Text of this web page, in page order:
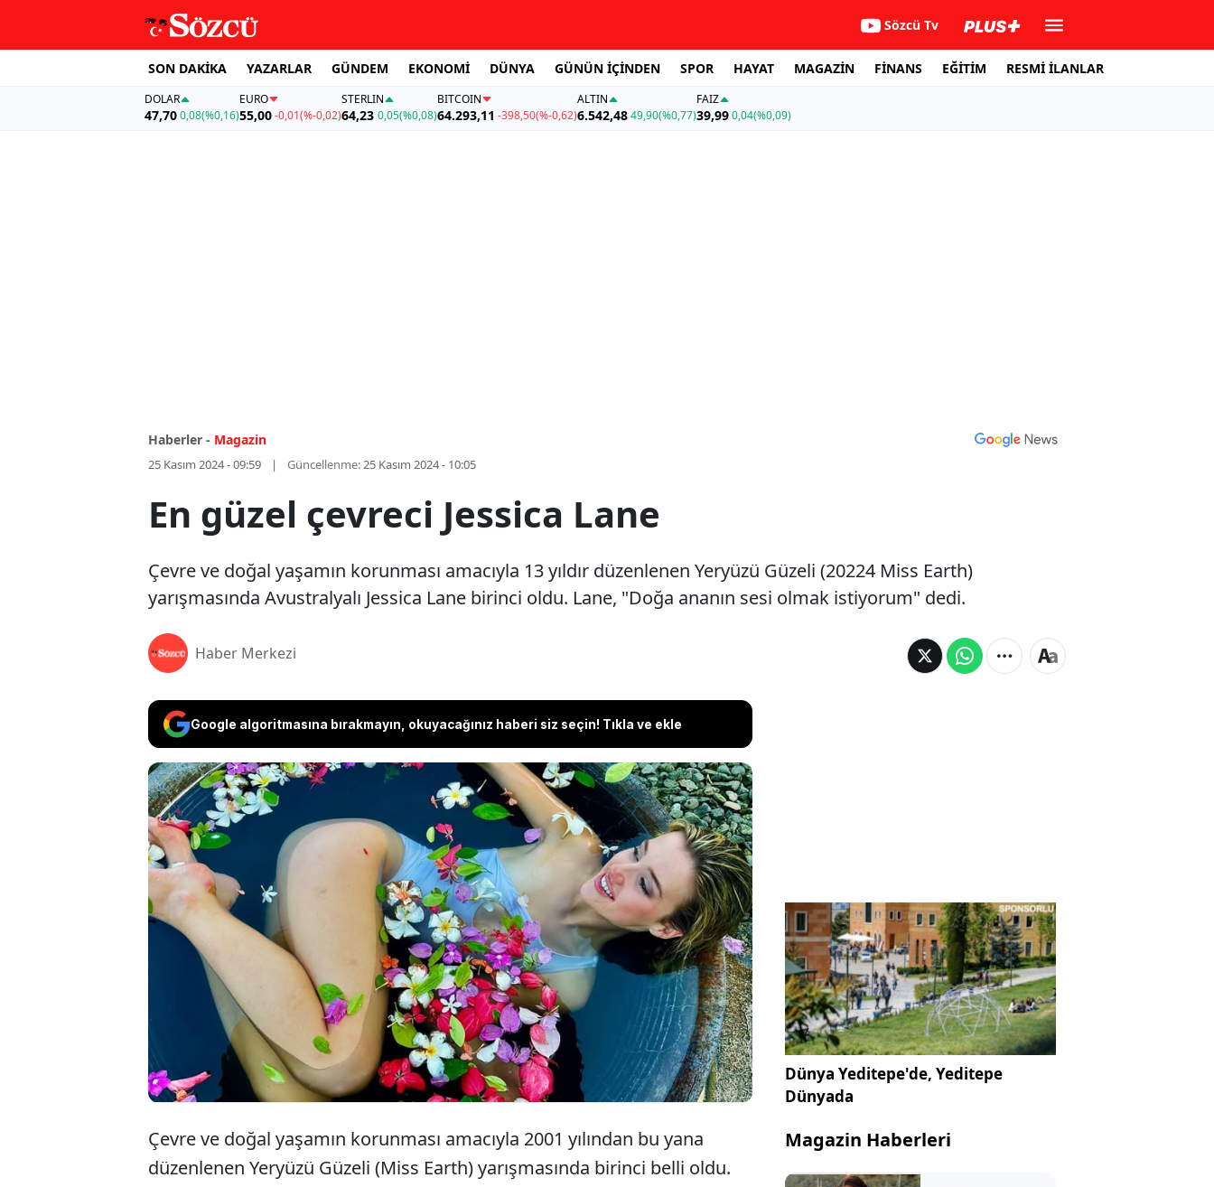
Sözcü Tv
SON DAKİKA YAZARLAR GÜNDEM EKONOMİ DÜNYA GÜNÜN İÇİNDEN SPOR HAYAT MAGAZİN FİNANS EĞİTİM RESMİ İLANLAR
DOLAR
47,700,08(%0,16)
EURO
55,00 -0,01(%-0,02)
STERLIN
64,23 0,05(%0,08)
BITCOIN
64.293,11 -398,50(%-0,62)
ALTIN
6.542,4849,90(%0,77)
FAİZ
39,990,04(%0,09)
Haberler - Magazin
25 Kasım 2024 - 09:59 Güncellenme:25 Kasım 2024 - 10:05
En güzel çevreci Jessica Lane
Çevre ve doğal yaşamın korunması amacıyla 13 yıldır düzenlenen Yeryüzü Güzeli (20224 Miss Earth)
yarışmasında Avustralyalı Jessica Lane birinci oldu. Lane, "Doğa ananın sesi olmak istiyorum" dedi.
Haber Merkezi
Google algoritmasına bırakmayın, okuyacağınız haberi siz seçin! Tıkla ve ekle
Çevre ve doğal yaşamın korunması amacıyla 13 yıldır
düzenlenen Yeryüzü Güzeli (20224 Miss Earth) yarışmasında
Avustralyalı Jessica Lane birinci oldu. Lane, "Doğa ananın sesi
olmak istiyorum" dedi.
Çevre ve doğal yaşamın korunması amacıyla 2001 yılından bu yana
düzenlenen Yeryüzü Güzeli (Miss Earth) yarışmasında birinci belli oldu.
Dünya Yeditepe'de, Yeditepe
Dünyada
Magazin Haberleri